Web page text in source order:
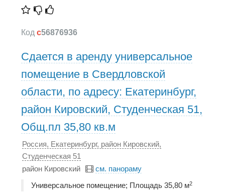
Код c56876936
Сдается в аренду универсальное
помещение в Свердловской
области, по адресу: Екатеринбург,
район Кировский, Студенческая 51,
Общ.пл 35,80 кв.м
Россия, Екатеринбург, район Кировский,
Студенческая 51
район Кировский
см. панораму
Универсальное помещение; Площадь 35,80 м2